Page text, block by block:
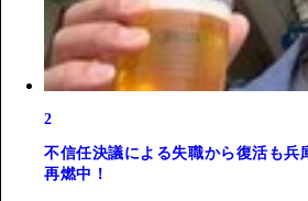
2
不信任決議による失職から復活も兵
再燃中！